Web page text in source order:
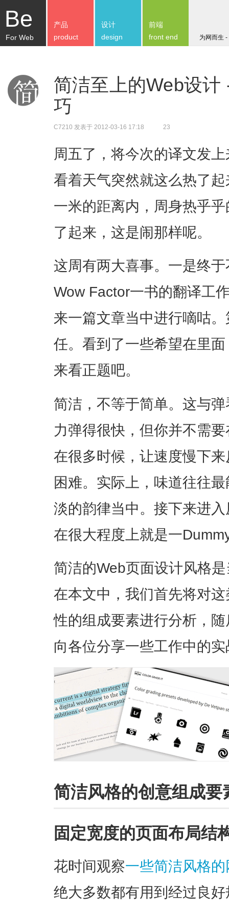
Be
For Web 为网而生
产品
product
设计
design
前端
front end
简洁至上的Web设
巧
C7210 发表于 2012-03-16 17:18 23
周五了，将今次的译文发
看着天气突然就这么热了
一米的距离内，周身热乎
了起来，这是闹那样呢。
这周有两大喜事。一是终
Wow Factor一书的翻译工
来一篇文章当中进行嘀咕
任。看到了一些希望在里
来看正题吧。
简洁，不等于简单。这与
力弹得很快，但你并不需
在很多时候，让速度慢下
困难。实际上，味道往往
淡的韵律当中。接下来进
在很大程度上就是一
简洁的Web页面设计风格
在本文中，我们首先将对
性的组成要素进行分析，
向各位分享一些工作中的
简洁风格的创意组成要
固定宽度的页面布局结
花时间观察一些简洁风格
绝大多数都有用到经过良